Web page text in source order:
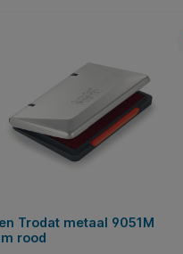
Trodat metaal 9051M
rood